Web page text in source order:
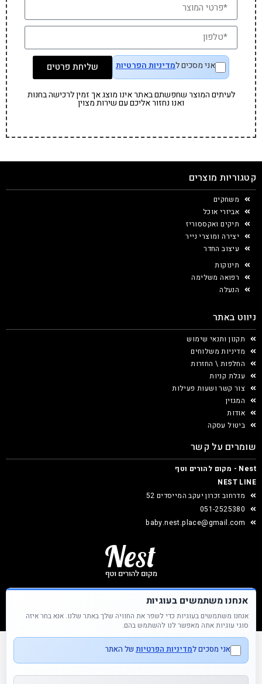
אני מסכים למדיניות הפרטיות שליחת פרטים
לעיתים המוצר שחפשתם באתר אינו מוצג אך זמין לרכישה בחנות
ואנו נחזור אליכם עם שירות מצוין
קטגוריות מוצרים
משחקים
אביזרי אוכל
תיקים ואקססוריז
יצירה ומוצרי נייר
עיצוב החדר
תינוקות
רפואה משלימה
הנעלה
ניווט באתר
תקנון ותנאי שימוש
מדיניות משלוחים
החלפות \ החזרות
עגלת קניות
צור קשר ושעות פעילות
המגזין
אודות
ביטול עסקה
שומרים על קשר
Nest - מקום להורים וטף
NEST LINE
מדרחוב זכרון יעקב המייסדים 52
051-2525380
baby.nest.place@gmail.com
Nest &copy כל הזכויות שמורות
אנחנו משתמשים בעוגיות
אנחנו משתמשים בעוגיות כדי לשפר את החוויה שלך באתר שלנו. אנא בחר איזה
סוגי עוגיות אתה מאפשר לנו להשתמש בהם.
אני מסכים למדיניות הפרטיות של האתר